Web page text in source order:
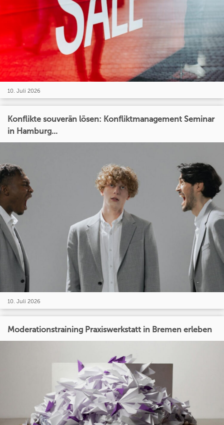
10. Juli 2026
Konflikte souverän lösen: Konfliktmanagement Seminar
in Hamburg...
10. Juli 2026
Moderationstraining Praxiswerkstatt in Bremen erleben